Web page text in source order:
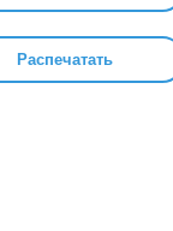
Распечатать